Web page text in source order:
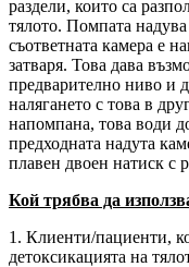
раздели, които са
тялото. Помпата
съответната камера е
затваря. Това дава
предварително ниво и
налягането с това в
напомпана, това води
предходната надута
плавен двоен натиск с
Кой трябва да
1. Клиенти/пациенти,
детоксикацията на